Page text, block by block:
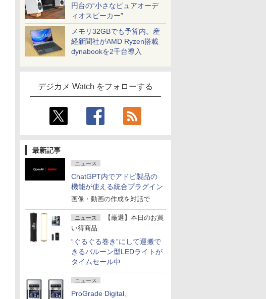
円台の“小さなピュアオーデ
ィオスピーカー”
メモリ32GBでも予算内。産
経新聞社がAMD Ryzen搭載
dynabookを2千台導入
デジカメ Watch をフォローする
最新記事
ニュース
ChatGPT内でアドビ製品の
機能が使える統合プラグイン
画像・動画の作成を対話で
ニュース
【厳選】本日のお買
い得商品
“ぐるぐる巻き”にして運搬で
きるバルーン型LEDライトが
タイムセール中
ニュース
ProGrade Digital、